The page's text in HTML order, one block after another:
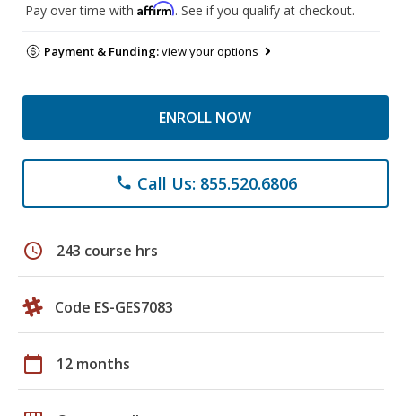
Pay over time with Affirm. See if you qualify at checkout.
Payment & Funding:view your options
ENROLL NOW
phone Call Us: 855.520.6806
schedule 243 course hrs
Code ES-GES7083
calendar_today 12 months